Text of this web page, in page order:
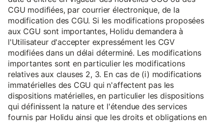
CGU modifiées, par courrier électronique, de la
modification des CGU. Si les modifications proposées
aux CGU sont importantes, Holidu demandera à
l'Utilisateur d'accepter expressément les CGV
modifiées dans un délai déterminé. Les modifications
importantes sont en particulier les modifications
relatives aux clauses 2, 3. En cas de (i) modifications
immatérielles des CGU qui n'affectent pas les
dispositions matérielles, en particulier les dispositions
qui définissent la nature et l'étendue des services
fournis par Holidu ainsi que les droits et obligations en